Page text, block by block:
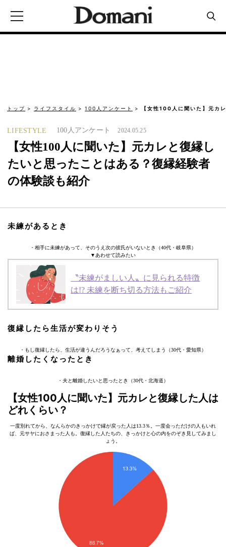
トップ ライフスタイル 100人アンケート 【女性100人に聞いた】元カ
LIFESTYLE 100人アンケート 2024.05.25
【女性100人に聞いた】元カレと復縁し
たいと思ったことはある？復縁経験者
の体験談も紹介
未練があるとき
・相手に未練があって、そのうえ次の彼氏がいないとき（40代・岐阜県）
▼あわせて読みたい
〝未練がましい人〟に見られる特徴
は!? 未練を断ち切る方法もご紹介
復縁したら生活が変わりそう
・もし復縁したら、生活が違うんだろうなぁって、考えてしまう（30代・愛知県）
離婚したくなったとき
・夫と離婚したいと思ったとき（30代・北海道）
【女性100人に聞いた】元カレと復縁した人は
どれくらい？
一度別れてから、なんらかのきっかけで縁が戻った人は13.3％。一度会っただけの人もいれ
ば、元サヤにおさまった人も。復縁した人たちの、きっかけと心の内をのぞき見してみまし
ょう。